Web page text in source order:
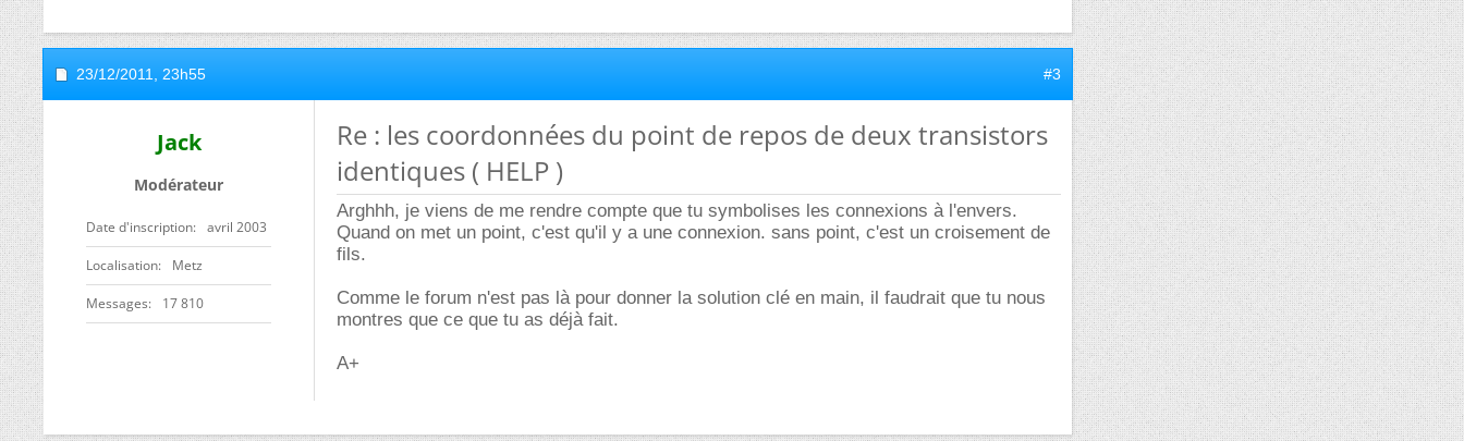
23/12/2011, 23h55 #3
Jack
Modérateur
Date d'inscription avril 2003
Localisation Metz
Messages 17 810
Re : les coordonnées du point de repos de deux transistors
identiques ( HELP )
Arghhh, je viens de me rendre compte que tu symbolises les connexions à l'envers.
Quand on met un point, c'est qu'il y a une connexion. sans point, c'est un croisement de
fils.
Comme le forum n'est pas là pour donner la solution clé en main, il faudrait que tu nous
montres que ce que tu as déjà fait.
A+